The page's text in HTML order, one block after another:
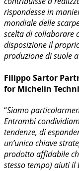
rispondesse in
mondiale delle
scelta di collaborare
disposizione il
produzione di suole
Filippo Sartor
for Michelin
“Siamo
Entrambi
tendenze, di
un’unica chiave
prodotto affidabile
stesso tempo) aiuti il